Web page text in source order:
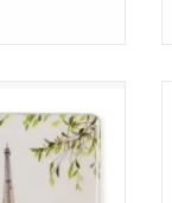
x 6 cm
WINKELWAGEN